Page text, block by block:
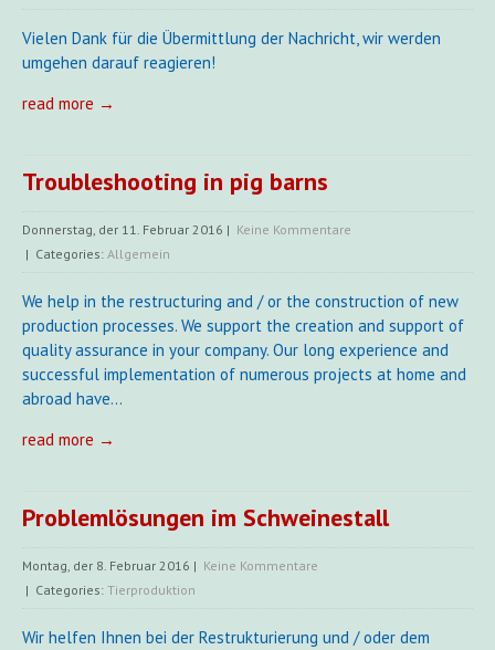
Vielen Dank für die Übermittlung der Nachricht, wir werden
umgehen darauf reagieren!
read more →
Troubleshooting in pig barns
Donnerstag, der 11. Februar 2016 | Keine Kommentare
| Categories: Allgemein
We help in the restructuring and / or the construction of new
production processes. We support the creation and support of
quality assurance in your company. Our long experience and
successful implementation of numerous projects at home and
abroad have…
read more →
Problemlösungen im Schweinestall
Montag, der 8. Februar 2016 | Keine Kommentare
| Categories: Tierproduktion
Wir helfen Ihnen bei der Restrukturierung und / oder dem